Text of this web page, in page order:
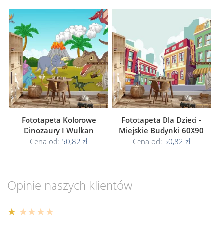
Fototapeta Kolorowe
Dinozaury I Wulkan
Cena od: 50,82 zł
Fototapeta Dla Dzieci -
Miejskie Budynki 60X90
Cena od: 50,82 zł
Opinie naszych klientów
★ ★★★★